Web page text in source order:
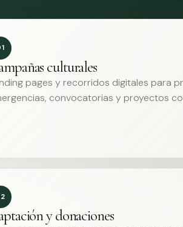
culturales
pages y recorridos digitales para
convocatorias y proyectos
y donaciones